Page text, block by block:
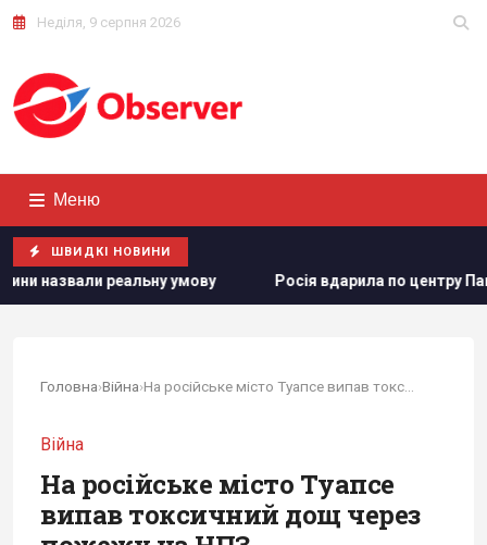
Неділя, 9 серпня 2026
Меню
ШВИДКІ НОВИНИ
умову Росія вдарила по центру Павлограда: є
Головна›Війна›
Війна
На російське місто Туапсе
випав токсичний дощ через